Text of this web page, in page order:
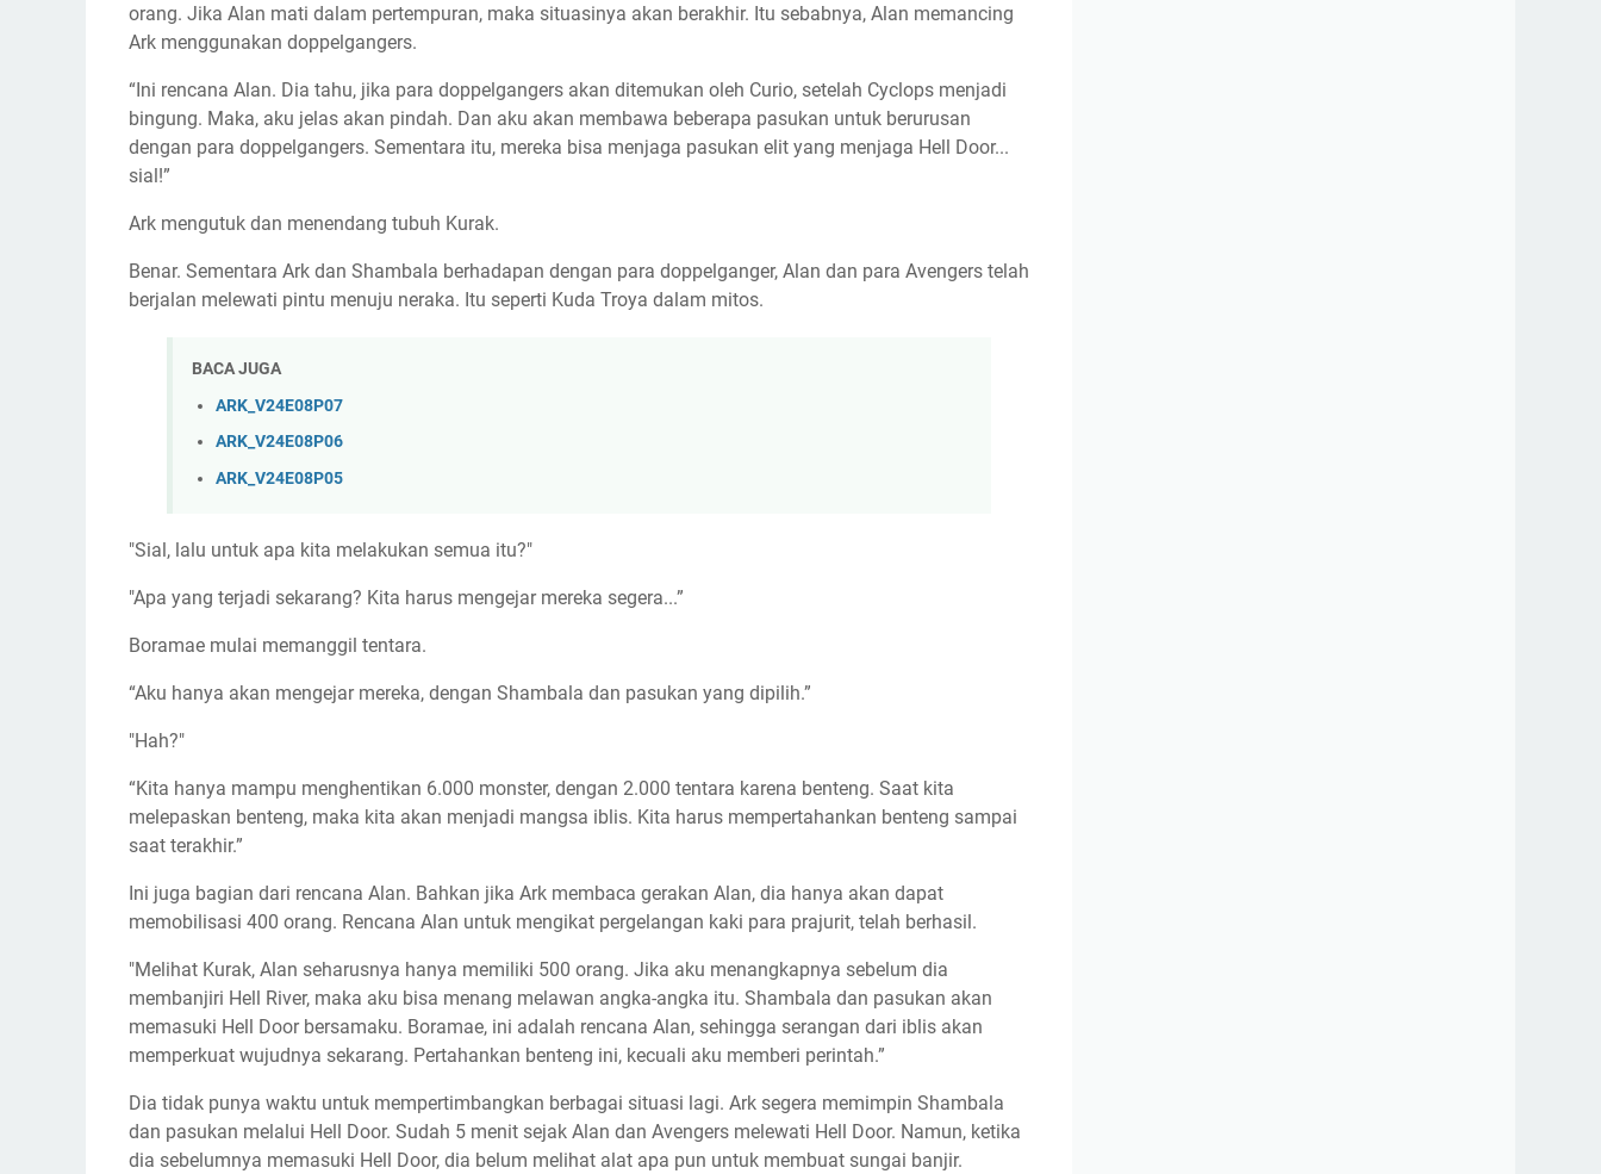
orang. Jika Alan mati dalam pertempuran, maka situasinya akan berakhir. Itu sebabnya, Alan memancing
Ark menggunakan doppelgangers.
“Ini rencana Alan. Dia tahu, jika para doppelgangers akan ditemukan oleh Curio, setelah Cyclops menjadi
bingung. Maka, aku jelas akan pindah. Dan aku akan membawa beberapa pasukan untuk berurusan
dengan para doppelgangers. Sementara itu, mereka bisa menjaga pasukan elit yang menjaga Hell Door...
sial!”
Ark mengutuk dan menendang tubuh Kurak.
Benar. Sementara Ark dan Shambala berhadapan dengan para doppelganger, Alan dan para Avengers telah
berjalan melewati pintu menuju neraka. Itu seperti Kuda Troya dalam mitos.
BACA JUGA
ARK_V24E08P07
ARK_V24E08P06
ARK_V24E08P05
"Sial, lalu untuk apa kita melakukan semua itu?"
"Apa yang terjadi sekarang? Kita harus mengejar mereka segera...”
Boramae mulai memanggil tentara.
“Aku hanya akan mengejar mereka, dengan Shambala dan pasukan yang dipilih.”
"Hah?"
“Kita hanya mampu menghentikan 6.000 monster, dengan 2.000 tentara karena benteng. Saat kita
melepaskan benteng, maka kita akan menjadi mangsa iblis. Kita harus mempertahankan benteng sampai
saat terakhir.”
Ini juga bagian dari rencana Alan. Bahkan jika Ark membaca gerakan Alan, dia hanya akan dapat
memobilisasi 400 orang. Rencana Alan untuk mengikat pergelangan kaki para prajurit, telah berhasil.
"Melihat Kurak, Alan seharusnya hanya memiliki 500 orang. Jika aku menangkapnya sebelum dia
membanjiri Hell River, maka aku bisa menang melawan angka-angka itu. Shambala dan pasukan akan
memasuki Hell Door bersamaku. Boramae, ini adalah rencana Alan, sehingga serangan dari iblis akan
memperkuat wujudnya sekarang. Pertahankan benteng ini, kecuali aku memberi perintah.”
Dia tidak punya waktu untuk mempertimbangkan berbagai situasi lagi. Ark segera memimpin Shambala
dan pasukan melalui Hell Door. Sudah 5 menit sejak Alan dan Avengers melewati Hell Door. Namun, ketika
dia sebelumnya memasuki Hell Door, dia belum melihat alat apa pun untuk membuat sungai banjir.